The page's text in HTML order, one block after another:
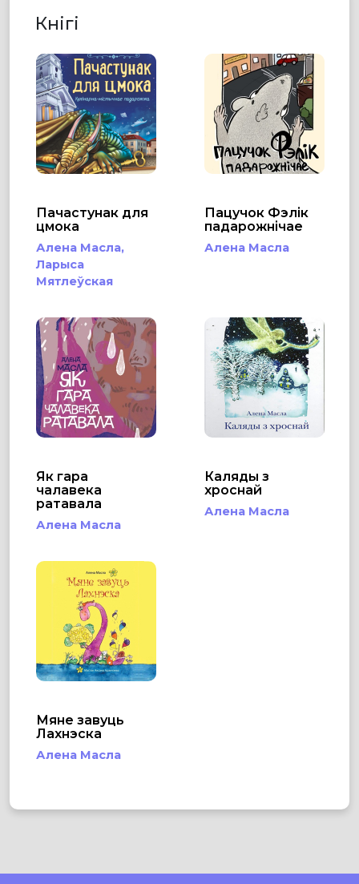
Кнігі
Пачастунак для
цмока
Алена Масла,
Ларыса
Мятлеўская
Пацучок Фэлік
падарожнічае
Алена Масла
Як гара
чалавека
ратавала
Алена Масла
Каляды з
хроснай
Алена Масла
Мяне завуць
Лахнэска
Алена Масла